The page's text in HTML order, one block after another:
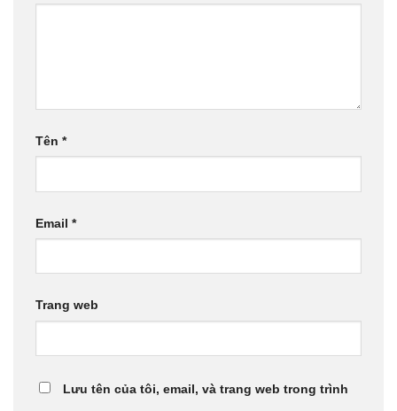
Tên *
Email *
Trang web
Lưu tên của tôi, email, và trang web trong trình